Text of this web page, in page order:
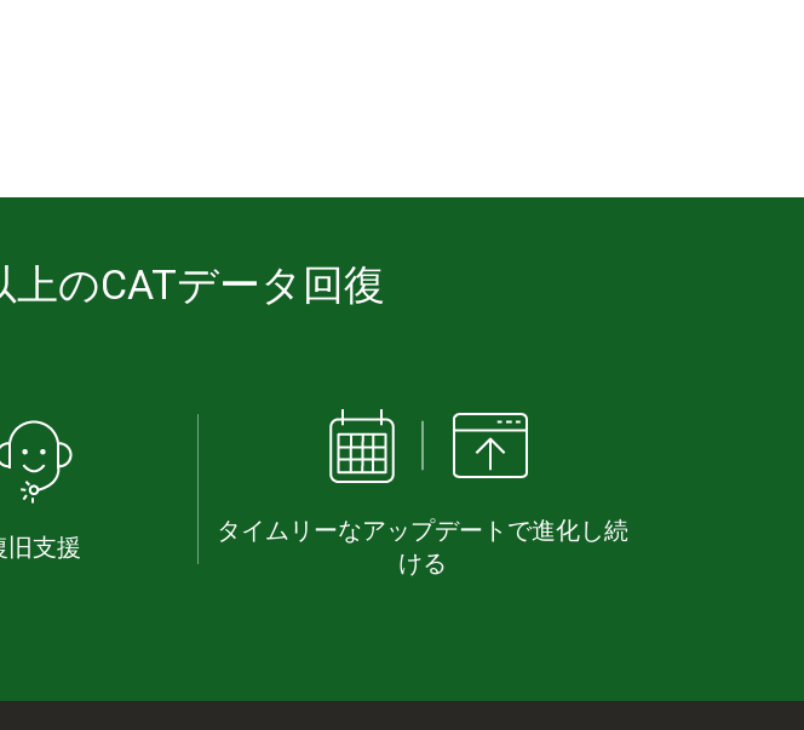
のCATデータ回復
旧支援
タイムリーなアップデートで進化し続
ける